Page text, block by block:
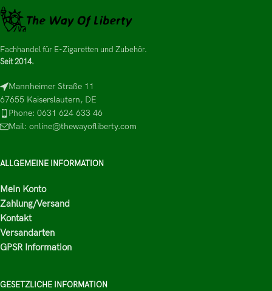
Fachhandel für E-Zigaretten und Zubehör.
Seit 2014.
Mannheimer Straße 11
67655 Kaiserslautern, DE
Phone: 0631 624 633 46
Mail: online@thewayofliberty.com
ALLGEMEINE INFORMATION
Mein Konto
Zahlung/Versand
Kontakt
Versandarten
GPSR Information
GESETZLICHE INFORMATION